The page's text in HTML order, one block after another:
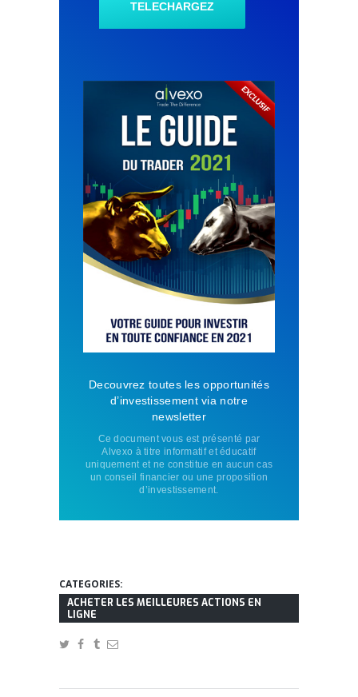
Decouvrez toutes les opportunités
d’investissement via notre
newsletter
Ce document vous est présenté par
Alvexo à titre informatif et éducatif
uniquement et ne constitue en aucun cas
un conseil financier ou une proposition
d’investissement.
CATEGORIES:
ACHETER LES MEILLEURES ACTIONS EN
LIGNE